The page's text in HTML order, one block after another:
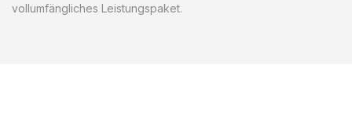
vollumfängliches Leistungspaket.